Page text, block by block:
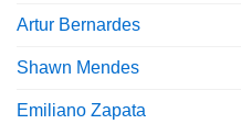
Artur Bernardes
Shawn Mendes
Emiliano Zapata